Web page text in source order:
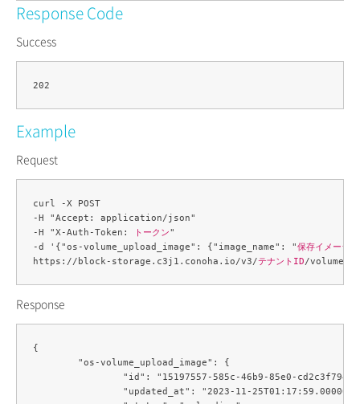
Response Code
Success
Example
Request
curl -X POST
-H "Accept: application/json"
-H "X-Auth-Token:
トークン"
-d '{"os-volume_upload_image": {"image_name": "保存イメージ
https://block-storage.c3j1.conoha.io/v3/テナントID/volumes/
Response
{